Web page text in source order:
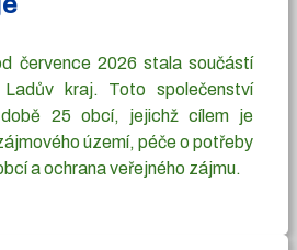
července 2026 stala součástí
kraj. Toto společenství
25 obcí, jejichž cílem je
území, péče o potřeby
a ochrana veřejného zájmu.